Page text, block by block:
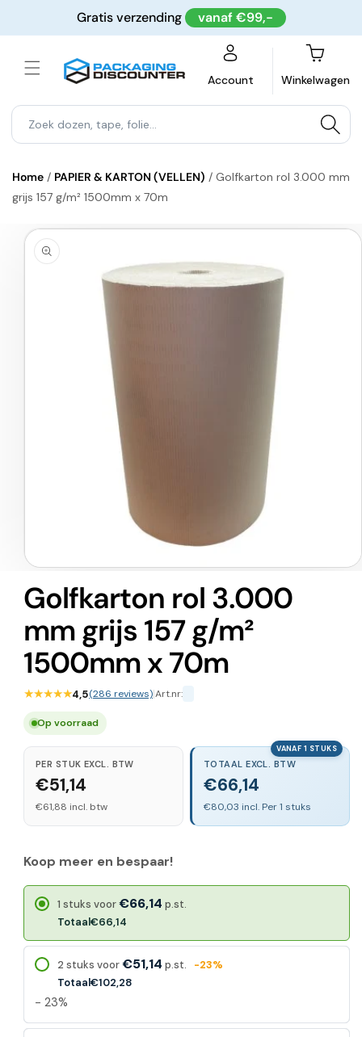
content
Gratis verzending vanaf €99,-
Account Winkelwagen
Home / PAPIER & KARTON (VELLEN) / Golfkarton rol 3.000 mm
grijs 157 g/m² 1500mm x 70m
direct naar
openen
in
Golfkarton rol 3.000
mm grijs 157 g/m²
1500mm x 70m
★★★★★4,5(286 reviews)|Art.nr:
Op voorraad
PER STUK EXCL. BTW
€51,14
€61,88 incl. btw
VANAF 1 STUKS
TOTAAL EXCL. BTW
€66,14
€80,03 incl. Per 1 stuks
Koop meer en bespaar!
1 stuks voor€66,14 p.st.
Totaal€66,14
2 stuks voor€51,14 p.st.
-23%
Totaal€102,28
- 23%